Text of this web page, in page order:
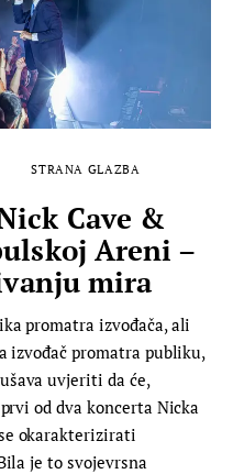
STRANA GLAZBA
Cave &
Areni –
mira
promatra izvođača, ali
izvođač promatra publiku,
uvjeriti da će,
od dva koncerta Nicka
okarakterizirati
je to svojevrsna